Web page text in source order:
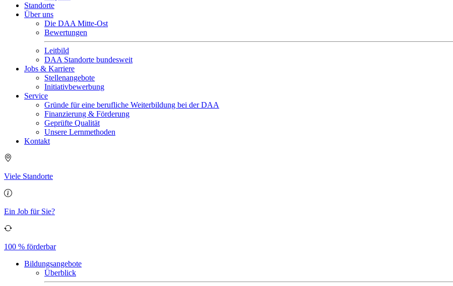
Standorte
Über uns
Die DAA Mitte-Ost
Bewertungen
Leitbild
DAA Standorte bundesweit
Jobs & Karriere
Stellenangebote
Initiativbewerbung
Service
Gründe für eine berufliche Weiterbildung bei der DAA
Finanzierung & Förderung
Geprüfte Qualität
Unsere Lernmethoden
Kontakt
Viele Standorte
Ein Job für Sie?
100 % förderbar
Bildungsangebote
Überblick